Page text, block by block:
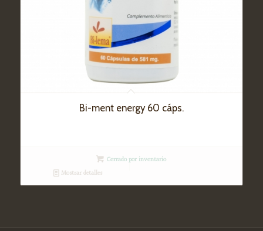
Bi-ment energy 60 cáps.
Cerrado por inventario
Mostrar detalles